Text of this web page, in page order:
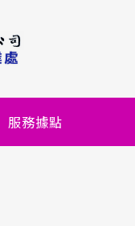
服務據點